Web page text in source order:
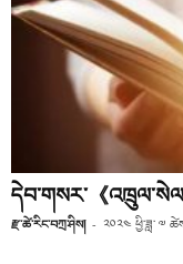
དེབ་གསར་《
རྫ་ཚེ་རིང་བཀྲ་ཤིས། - ༢༠༢༤ ཕྱི་ཟླ་ ༧